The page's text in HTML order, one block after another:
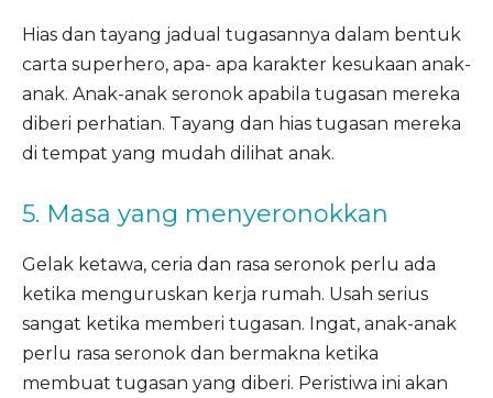
Hias dan tayang jadual tugasannya dalam bentuk
carta superhero, apa- apa karakter kesukaan anak-
anak. Anak-anak seronok apabila tugasan mereka
diberi perhatian. Tayang dan hias tugasan mereka
di tempat yang mudah dilihat anak.
5. Masa yang menyeronokkan
Gelak ketawa, ceria dan rasa seronok perlu ada
ketika menguruskan kerja rumah. Usah serius
sangat ketika memberi tugasan. Ingat, anak-anak
perlu rasa seronok dan bermakna ketika
membuat tugasan yang diberi. Peristiwa ini akan